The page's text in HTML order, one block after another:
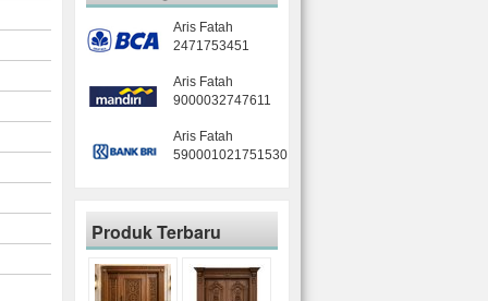
Aris Fatah
2471753451
Aris Fatah
9000032747611
Aris Fatah
590001021751530
Produk Terbaru